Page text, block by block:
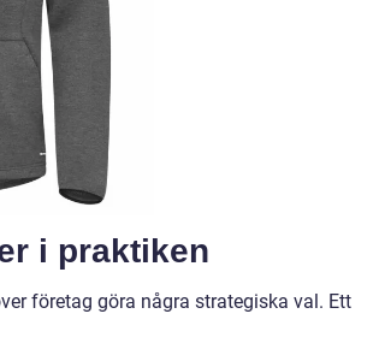
i praktiken
företag göra några strategiska val. Ett